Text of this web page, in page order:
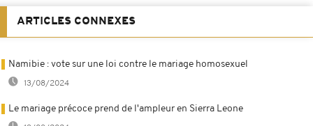
ARTICLES CONNEXES
Namibie : vote sur une loi contre le mariage homosexuel
13/08/2024
Le mariage précoce prend de l'ampleur en Sierra Leone